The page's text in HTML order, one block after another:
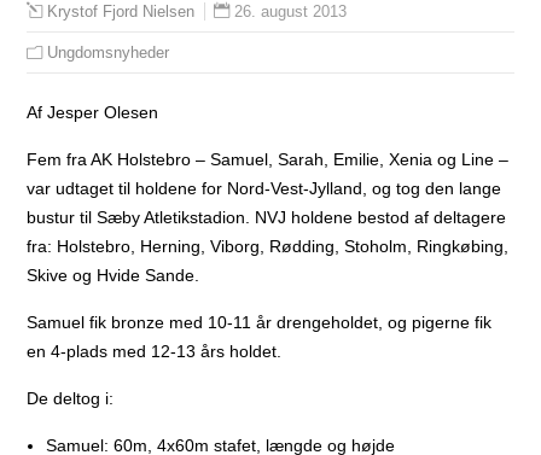
Krystof Fjord Nielsen 26. august 2013
Ungdomsnyheder
Af Jesper Olesen
Fem fra AK Holstebro – Samuel, Sarah, Emilie, Xenia og Line –
var udtaget til holdene for Nord-Vest-Jylland, og tog den lange
bustur til Sæby Atletikstadion. NVJ holdene bestod af deltagere
fra: Holstebro, Herning, Viborg, Rødding, Stoholm, Ringkøbing,
Skive og Hvide Sande.
Samuel fik bronze med 10-11 år drengeholdet, og pigerne fik
en 4-plads med 12-13 års holdet.
De deltog i:
Samuel: 60m, 4x60m stafet, længde og højde